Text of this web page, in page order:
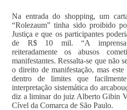
Na entrada do shopping, um
“Rolezaum” tinha sido proibido
Justiça e que os participantes
de R$ 10 mil. “A imprensa
reiteradamente os abusos
manifestantes. Ressalta-se que não
o direito de manifestação, mas
dentro de limites que
interpretação sistemática do
diz a liminar do juiz Alberto Gibin
Cível da Comarca de São Paulo.